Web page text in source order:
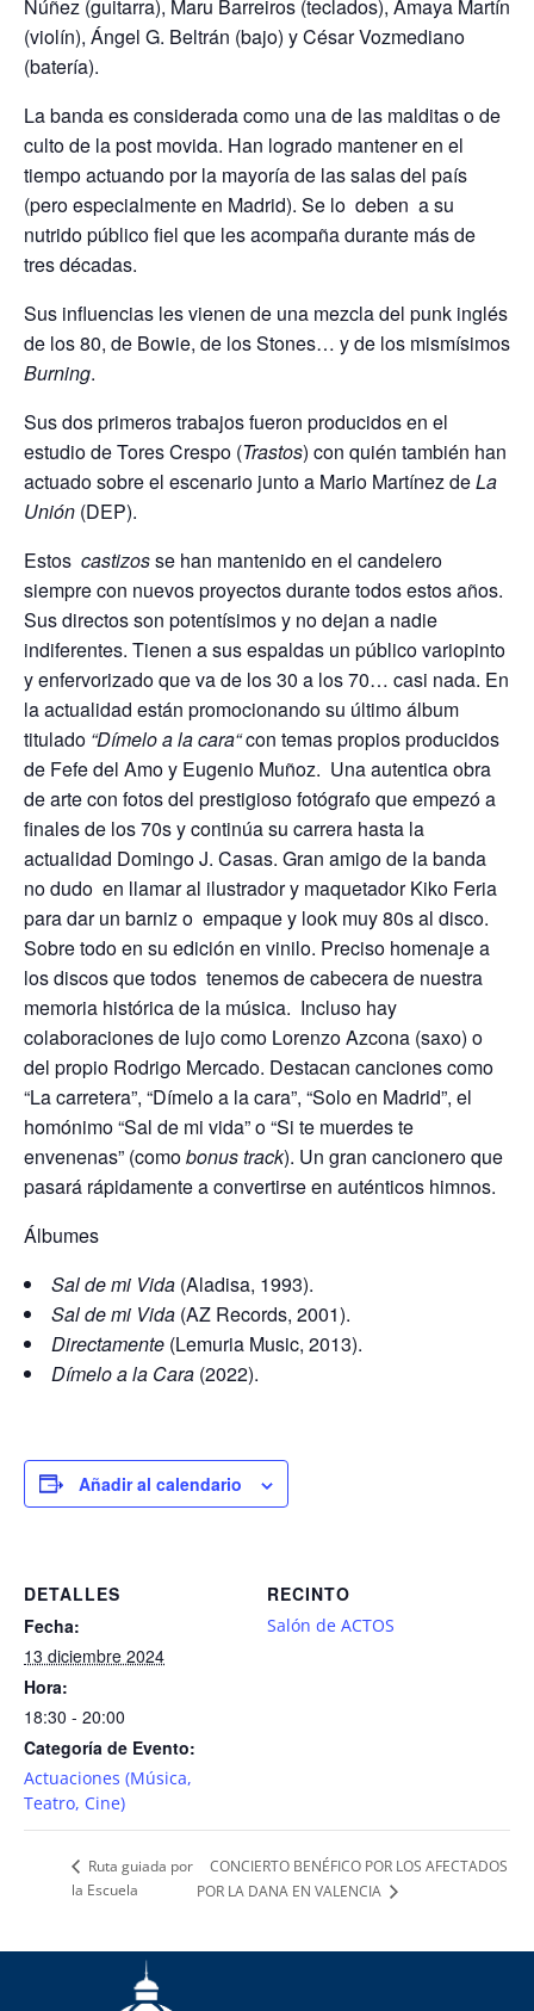
Núñez (guitarra), Maru Barreiros (teclados), Amaya Martín
(violín), Ángel G. Beltrán (bajo) y César Vozmediano
(batería).
La banda es considerada como una de las malditas o de
culto de la post movida. Han logrado mantener en el
tiempo actuando por la mayoría de las salas del país
(pero especialmente en Madrid). Se lo deben a su
nutrido público fiel que les acompaña durante más de
tres décadas.
Sus influencias les vienen de una mezcla del punk inglés
de los 80, de Bowie, de los Stones… y de los mismísimos
Burning.
Sus dos primeros trabajos fueron producidos en el
estudio de Tores Crespo (Trastos) con quién también han
actuado sobre el escenario junto a Mario Martínez deLa
Unión (DEP).
Estos castizosse han mantenido en el candelero
siempre con nuevos proyectos durante todos estos años.
Sus directos son potentísimos y no dejan a nadie
indiferentes. Tienen a sus espaldas un público variopinto
y enfervorizado que va de los 30 a los 70… casi nada. En
la actualidad están promocionando su último álbum
titulado “Dímelo a la cara“con temas propios producidos
de Fefe del Amo y Eugenio Muñoz. Una autentica obra
de arte con fotos del prestigioso fotógrafo que empezó a
finales de los 70s y continúa su carrera hasta la
actualidad Domingo J. Casas. Gran amigo de la banda
no dudo en llamar al ilustrador y maquetador Kiko Feria
para dar un barniz o empaque y look muy 80s al disco.
Sobre todo en su edición en vinilo. Preciso homenaje a
los discos que todos tenemos de cabecera de nuestra
memoria histórica de la música. Incluso hay
colaboraciones de lujo como Lorenzo Azcona (saxo) o
del propio Rodrigo Mercado. Destacan canciones como
“La carretera”, “Dímelo a la cara”, “Solo en Madrid”, el
homónimo “Sal de mi vida” o “Si te muerdes te
envenenas” (comobonus track). Un gran cancionero que
pasará rápidamente a convertirse en auténticos himnos.
Álbumes
Sal de mi Vida (Aladisa, 1993).
Sal de mi Vida (AZ Records, 2001).
Directamente (Lemuria Music, 2013).
Dímelo a la Cara (2022).
Añadir al calendario
DETALLES
Fecha:
13 diciembre 2024
Hora:
18:30 - 20:00
Categoría de Evento:
Actuaciones (Música,
Teatro, Cine)
RECINTO
Salón de ACTOS
Ruta guiada por
la Escuela
CONCIERTO BENÉFICO POR LOS AFECTADOS
POR LA DANA EN VALENCIA